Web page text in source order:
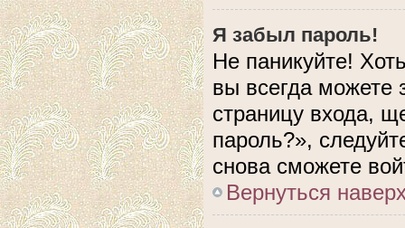
Я забыл пароль!
Не паникуйте!
вы всегда можете
страницу входа,
пароль?»,
снова сможете
Вернуться